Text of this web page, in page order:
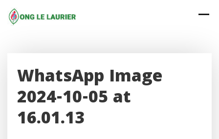
content
WhatsApp Image
2024-10-05 at
16.01.13